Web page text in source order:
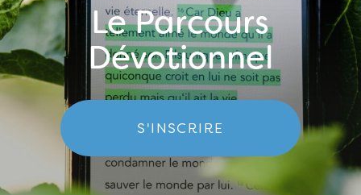
Le Parcours
Dévotionnel
S'INSCRIRE